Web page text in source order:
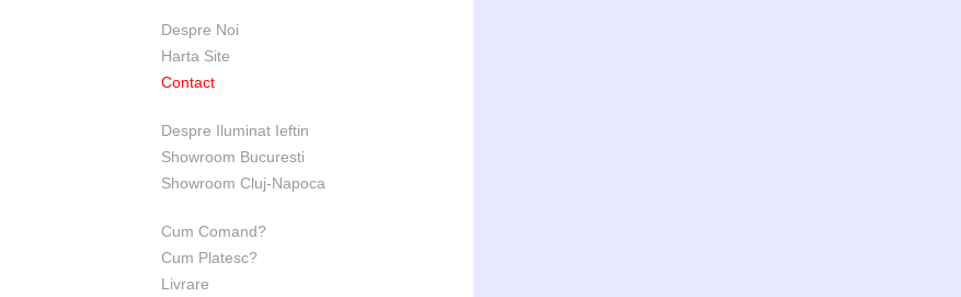
Despre Noi
Harta Site
Contact
Despre Iluminat Ieftin
Showroom Bucuresti
Showroom Cluj-Napoca
Cum Comand?
Cum Platesc?
Livrare